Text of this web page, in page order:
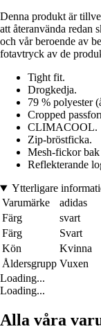
Denna produkt är
att återanvända redan
och vår beroende av
fotavtryck av de
Tight fit.
Drogkedja.
79 % polyester
Cropped
CLIMACOOL.
Zip-bröstficka.
Mesh-fickor
Reflekterande
Ytterligare
Varumärke
adidas
Färg
svart
Färg
Svart
Kön
Kvinna
Åldersgrupp Vuxen
Loading...
Loading...
Alla våra